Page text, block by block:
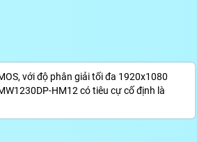
với độ phân giải tối đa 1920x1080
HM12 có tiêu cự cố định là